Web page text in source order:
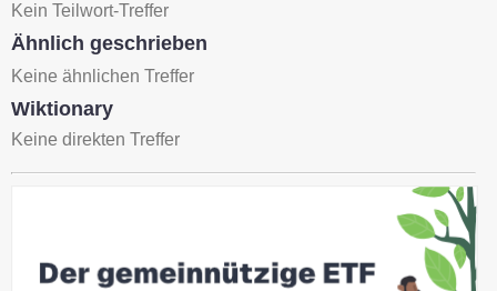
Kein Teilwort-Treffer
Ähnlich geschrieben
Keine ähnlichen Treffer
Wiktionary
Keine direkten Treffer